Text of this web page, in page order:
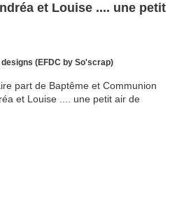
et Louise .... une petit
(EFDC by So'scrap)